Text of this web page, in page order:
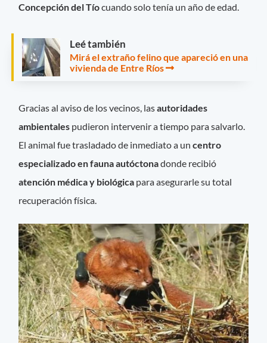
Concepción del Tíocuando solo tenía un año de edad.
Leé también
Mirá el extraño felino que apareció en una
vivienda de Entre Ríos
Gracias al aviso de los vecinos, lasautoridades
ambientales pudieron intervenir a tiempo para salvarlo.
El animal fue trasladado de inmediato a uncentro
especializado en fauna autóctonadonde recibió
atención médica y biológica para asegurarle su total
recuperación física.